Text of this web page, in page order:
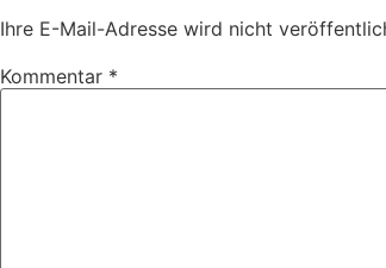
Ihre E-Mail-Adresse wird nicht
Kommentar *